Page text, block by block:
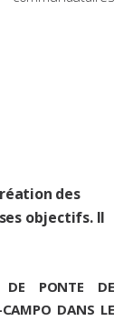
des
objectifs. Il
DE PONTE DE
DANS LE